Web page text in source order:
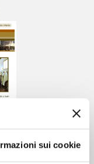
sui cookie